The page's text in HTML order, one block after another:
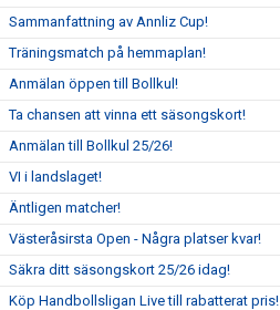
Sammanfattning av Annliz Cup!
Träningsmatch på hemmaplan!
Anmälan öppen till Bollkul!
Ta chansen att vinna ett säsongskort!
Anmälan till Bollkul 25/26!
VI i landslaget!
Äntligen matcher!
Västeråsirsta Open - Några platser kvar!
Säkra ditt säsongskort 25/26 idag!
Köp Handbollsligan Live till rabatterat pris!